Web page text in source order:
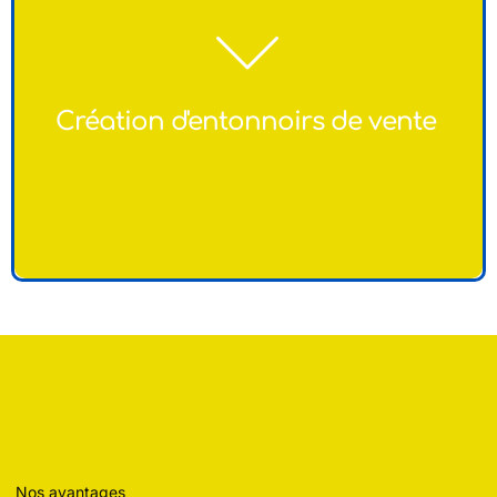
Création d'entonnoirs de vente ​
Élaboration d'entonnoirs de vente pour guider vos
prospects à travers le processus d'achat de manière
Nos avantages